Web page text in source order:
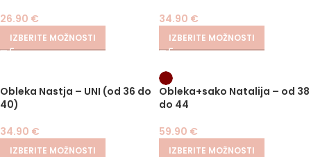
26.90 €
IZBERITE MOŽNOSTI
34.90 €
IZBERITE MOŽNOSTI
Obleka Nastja – UNI (od 36 do
40)
34.90 €
IZBERITE MOŽNOSTI
Obleka+sako Natalija – od 38
do 44
59.90 €
IZBERITE MOŽNOSTI